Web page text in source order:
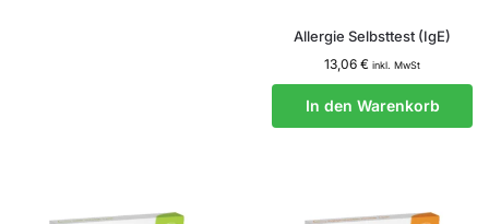
Allergie Selbsttest (IgE)
13,06 € inkl. MwSt
In den Warenkorb